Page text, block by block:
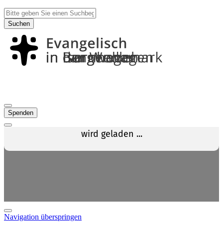
Suchen
Spenden
Navigation überspringen